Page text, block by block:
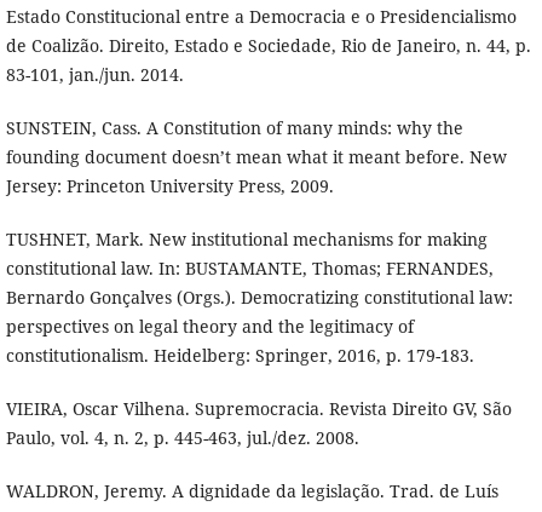
Estado Constitucional entre a Democracia e o Presidencialismo
de Coalizão. Direito, Estado e Sociedade, Rio de Janeiro, n. 44, p.
83-101, jan./jun. 2014.
SUNSTEIN, Cass. A Constitution of many minds: why the
founding document doesn’t mean what it meant before. New
Jersey: Princeton University Press, 2009.
TUSHNET, Mark. New institutional mechanisms for making
constitutional law. In: BUSTAMANTE, Thomas; FERNANDES,
Bernardo Gonçalves (Orgs.). Democratizing constitutional law:
perspectives on legal theory and the legitimacy of
constitutionalism. Heidelberg: Springer, 2016, p. 179-183.
VIEIRA, Oscar Vilhena. Supremocracia. Revista Direito GV, São
Paulo, vol. 4, n. 2, p. 445-463, jul./dez. 2008.
WALDRON, Jeremy. A dignidade da legislação. Trad. de Luís